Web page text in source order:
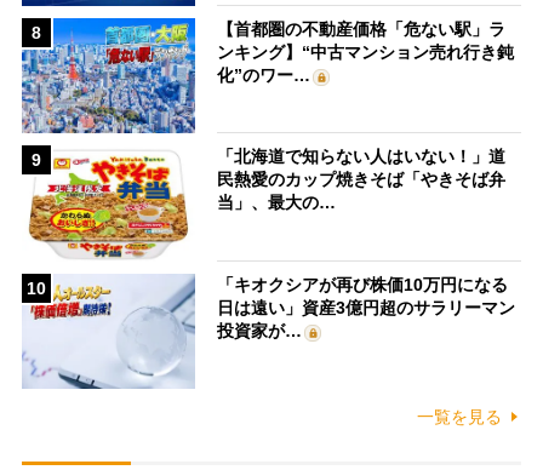
8
【首都圏の不動産価格「危ない駅」ラ
ンキング】“中古マンション売れ行き鈍
化”のワー…
9
「北海道で知らない人はいない！」道
民熱愛のカップ焼きそば「やきそば弁
当」、最大の…
10
「キオクシアが再び株価10万円になる
日は遠い」資産3億円超のサラリーマン
投資家が…
一覧を見る